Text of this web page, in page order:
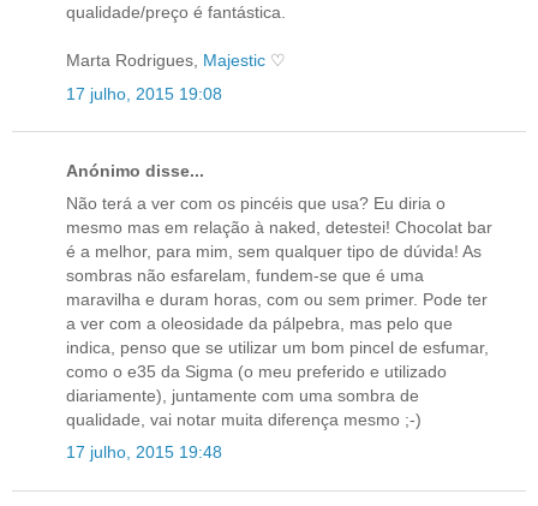
qualidade/preço é fantástica.
Marta Rodrigues, Majestic ♡
17 julho, 2015 19:08
Anónimo disse...
Não terá a ver com os pincéis que usa? Eu diria o
mesmo mas em relação à naked, detestei! Chocolat bar
é a melhor, para mim, sem qualquer tipo de dúvida! As
sombras não esfarelam, fundem-se que é uma
maravilha e duram horas, com ou sem primer. Pode ter
a ver com a oleosidade da pálpebra, mas pelo que
indica, penso que se utilizar um bom pincel de esfumar,
como o e35 da Sigma (o meu preferido e utilizado
diariamente), juntamente com uma sombra de
qualidade, vai notar muita diferença mesmo ;-)
17 julho, 2015 19:48